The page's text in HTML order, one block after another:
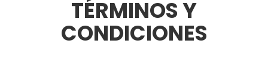
TÉRMINOS Y
CONDICIONES